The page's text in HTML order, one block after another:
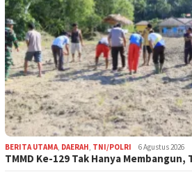
BERITA UTAMA, DAERAH, TNI/POLRI 6 Agustus 2026
TMMD Ke-129 Tak Hanya